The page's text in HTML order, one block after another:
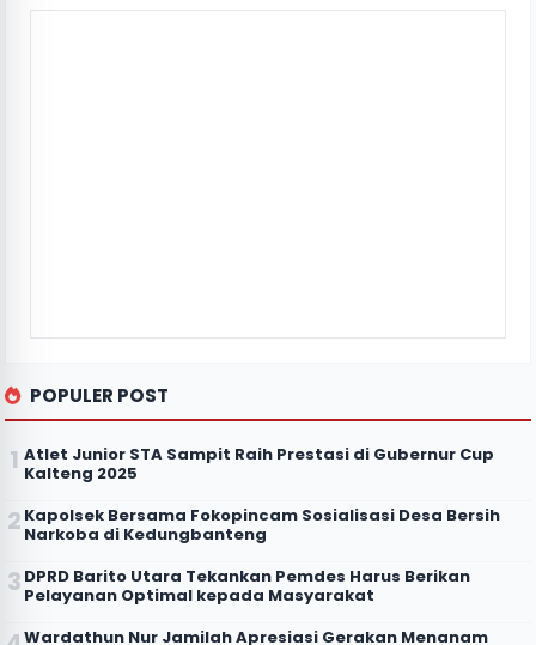
POPULER POST
Atlet Junior STA Sampit Raih Prestasi di Gubernur Cup
Kalteng 2025
Kapolsek Bersama Fokopincam Sosialisasi Desa Bersih
Narkoba di Kedungbanteng
DPRD Barito Utara Tekankan Pemdes Harus Berikan
Pelayanan Optimal kepada Masyarakat
Wardathun Nur Jamilah Apresiasi Gerakan Menanam